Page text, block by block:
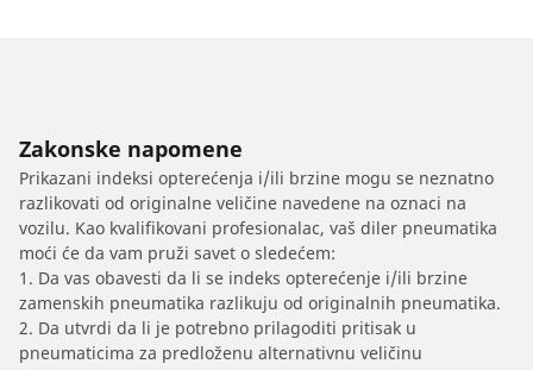
Zakonske napomene
Prikazani indeksi opterećenja i/ili brzine mogu se neznatno
razlikovati od originalne veličine navedene na oznaci na
vozilu. Kao kvalifikovani profesionalac, vaš diler pneumatika
moći će da vam pruži savet o sledećem:
1. Da vas obavesti da li se indeks opterećenje i/ili brzine
zamenskih pneumatika razlikuju od originalnih pneumatika.
2. Da utvrdi da li je potrebno prilagoditi pritisak u
pneumaticima za predloženu alternativnu veličinu